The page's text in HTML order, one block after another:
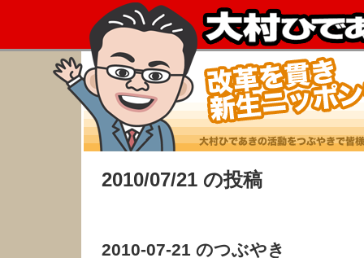
2010/07/21 の投稿
2010-07-21 のつぶやき